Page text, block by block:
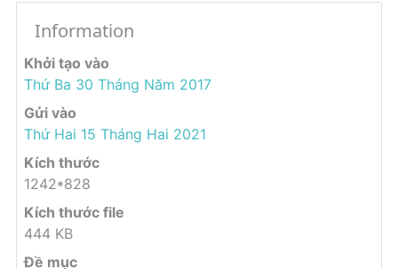
Information
Khởi tạo vào
Thứ Ba 30 Tháng Năm 2017
Gửi vào
Thứ Hai 15 Tháng Hai 2021
Kích thước
1242*828
Kích thước file
444 KB
Đề mục